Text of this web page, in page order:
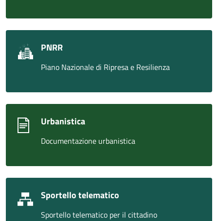
PNRR
Piano Nazionale di Ripresa e Resilienza
Urbanistica
Documentazione urbanistica
Sportello telematico
Sportello telematico per il cittadino